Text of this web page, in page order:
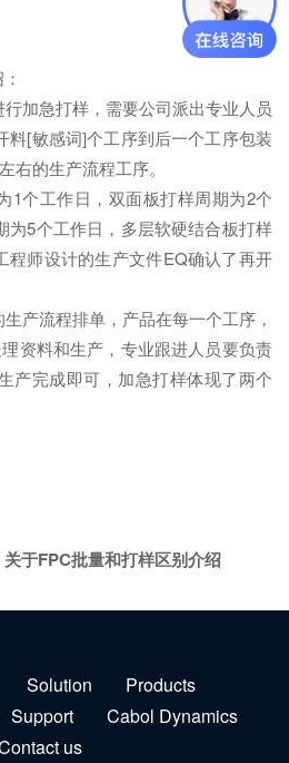
加急打样，需要公司派出专业人员
料[敏感词]个工序到后一个工序包装
右的生产流程工序。
1个工作日，双面板打样周期为2个
为5个工作日，多层软硬结合板打样
程师设计的生产文件EQ确认了再开
产流程排单，产品在每一个工序，
资料和生产，专业跟进人员要负责
产完成即可，加急打样体现了两个
关于FPC批量和打样区别介绍
Solution
Products
Support
Cabol Dynamics
us